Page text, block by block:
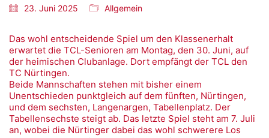
23. Juni 2025 Allgemein
Das wohl entscheidende Spiel um den Klassenerhalt
erwartet die TCL-Senioren am Montag, den 30. Juni, auf
der heimischen Clubanlage. Dort empfängt der TCL den
TC Nürtingen.
Beide Mannschaften stehen mit bisher einem
Unentschieden punktgleich auf dem fünften, Nürtingen,
und dem sechsten, Langenargen, Tabellenplatz. Der
Tabellensechste steigt ab. Das letzte Spiel steht am 7. Juli
an, wobei die Nürtinger dabei das wohl schwerere Los